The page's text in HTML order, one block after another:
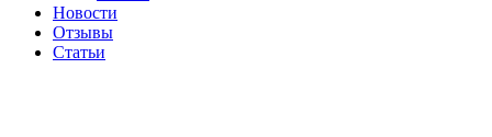
Новости
Отзывы
Статьи